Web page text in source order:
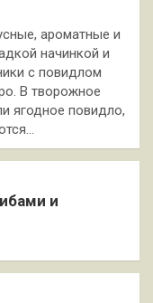
ароматные и
начинкой и
с повидлом
В творожное
ягодное повидло,
и